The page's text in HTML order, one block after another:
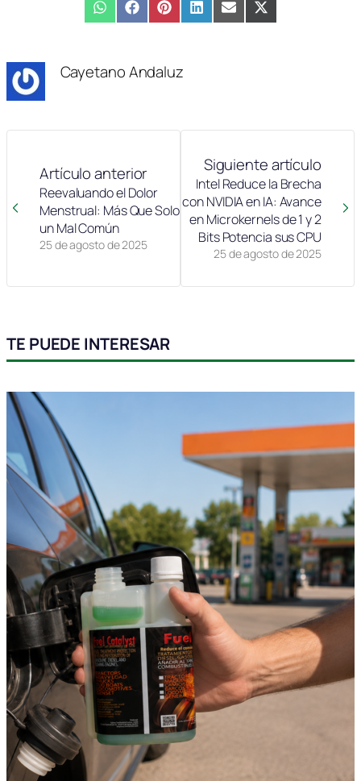
Compartir
en
WhatsAppCompartir
en
FacebookCompartir
en
PinterestCompartir
en
LinkedInCompartir
en
EmailCompartir
en
X
(Twitter)
Cayetano Andaluz
Artículo anterior
25 de agosto de 2025
Reevaluando el Dolor
Menstrual: Más Que Solo
un Mal Común
Siguiente artículo
25 de agosto de 2025
Intel Reduce la Brecha
con NVIDIA en IA: Avance
en Microkernels de 1 y 2
Bits Potencia sus CPU
TE PUEDE INTERESAR